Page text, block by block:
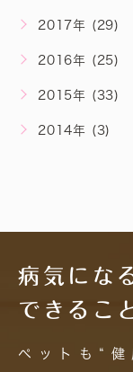
2017年 (29)
2016年 (25)
2015年 (33)
2014年 (3)
病気にな
できるこ
ペットも“